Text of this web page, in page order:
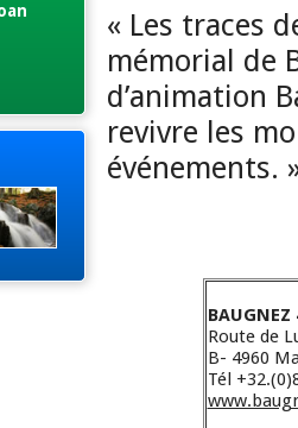
« Les traces
mémorial de
d’animation
revivre les
événements.
BAUGNEZ
Route de
B- 4960
Tél